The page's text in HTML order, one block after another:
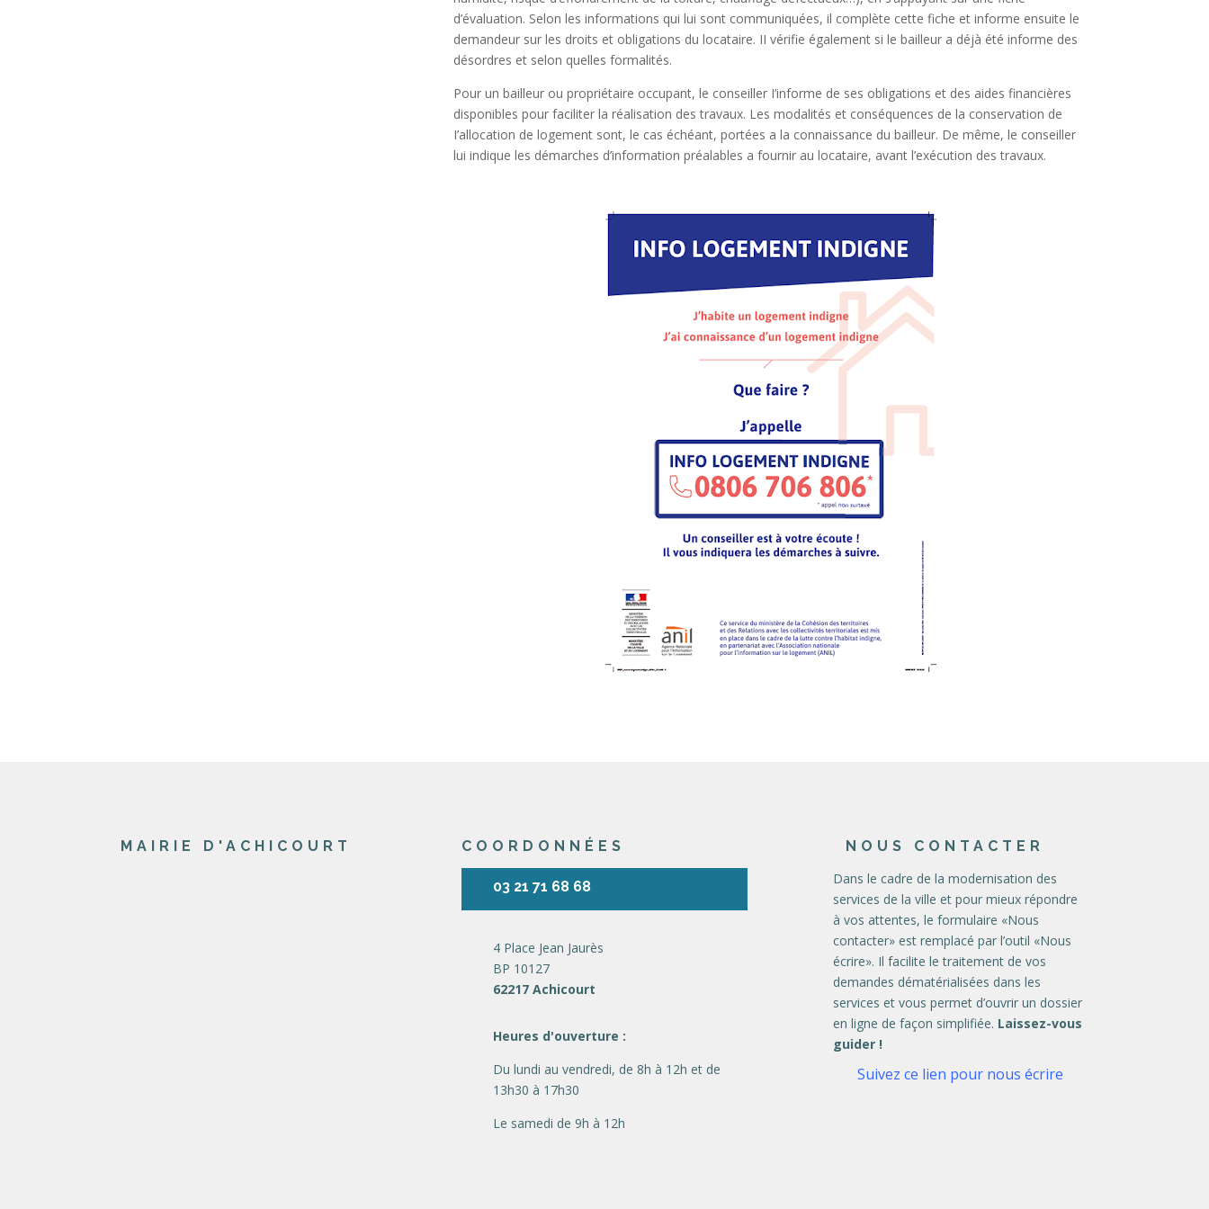
d’évaluation. Selon les informations qui lui sont communiquées, il complète cette fiche et informe ensuite le
demandeur sur les droits et obligations du locataire. II vérifie également si le bailleur a déjà été informe des
désordres et selon quelles formalités.
Pour un bailleur ou propriétaire occupant, le conseiller I’informe de ses obligations et des aides financières
disponibles pour faciliter la réalisation des travaux. Les modalités et conséquences de la conservation de
I’allocation de logement sont, le cas échéant, portées a la connaissance du bailleur. De même, le conseiller
lui indique les démarches d’information préalables a fournir au locataire, avant l’exécution des travaux.
MAIRIE D'ACHICOURT COORDONNÉES
03 21 71 68 68
4 Place Jean Jaurès
BP 10127
62217 Achicourt
Heures d'ouverture :
Du lundi au vendredi, de 8h à 12h et de
13h30 à 17h30
Le samedi de 9h à 12h
NOUS CONTACTER
Dans le cadre de la modernisation des
services de la ville et pour mieux répondre
à vos attentes, le formulaire «Nous
contacter» est remplacé par l’outil «Nous
écrire». Il facilite le traitement de vos
demandes dématérialisées dans les
services et vous permet d’ouvrir un dossier
en ligne de façon simplifiée. Laissez-vous
guider !
Suivez ce lien pour nous écrire